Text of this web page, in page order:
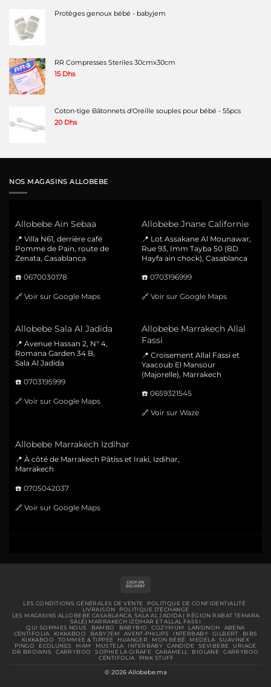
Protèges genoux bébé - babyjem
RR Compresses Steriles 30cmx30cm
15 Dhs
Coton-tige Bâtonnets d'Oreille souples pour bébé - 55pcs
20 Dhs
NOS MAGASINS ALLOBEBE
Allobebe Ain Sebaa
📍 Villa N61, derrière café
Pomme de Pain, route de
Zenata, Casablanca
☎️ 0670030178
🔗 Voir sur Google Maps
Allobebe Jnane Californie
📍 Lot Assakane Al Mounawar,
Rue 93, Imm Tayba 50 (BD
Hayfa ain chock), Casablanca
☎️ 0703196999
🔗 Voir sur Google Maps
Allobebe Sala Al Jadida
📍 Avenue Hassan 2, N° 4,
Romana Garden 34 B,
Sala Al Jadida
☎️ 0703195999
🔗 Voir sur Google Maps
Allobebe Marrakech Allal
Fassi
📍 Croisement Allal Fassi et
Yaacoub El Mansour
(Majorelle), Marrakech
☎️ 0659321545
🔗 Voir sur Waze
Allobebe Marrakech Izdihar
📍 À côté de Marrakech Pâtiss et Iraki, Izdihar,
Marrakech
☎️ 0705042037
🔗 Voir sur Google Maps
Delivery
LES CONDITIONS GÉNÉRALES DE VENTE
POLITIQUE DE CONFIDENTIALITÉ
LIVRAISON
POLITIQUE D’ÉCHANGE
LES MAGASINS ALLOBEBE CASABLANCA, SALA AL JADIDA ( RÉGION RABAT TEMARA
SALÉ) MARRAKECH IZDIHAR ET ALLAL FASSI
QUI SOMMES NOUS
BAMBO BABYBIO COZYMUM LANSINOH
ABENA
CENTIFOLIA
KIKKABOO BABYJEM AVENT-PHILIPS INTERBABY GILBERT
BIBS
KIKKABOO
TOMMEE & TIPPEE HUANGER MON BÉBÉ MEDELA
SUAVINEX
PINGO
ECOLUNES MAM MUSTELA INTERBABY CANDIDE SEVIBEBE
URIAGE
DR BROWNS
CARRYBOO SOPHIE LA GIRAFE CARAMELL BIOLANE
CARRYBOO
CENTIFOLIA
PINK STUFF
© 2026 Allobebe.ma